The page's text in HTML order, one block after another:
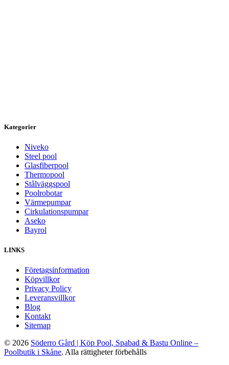
Kategorier
Niveko
Steel pool
Glasfiberpool
Thermopool
Stålväggspool
Poolrobotar
Värmepumpar
Cirkulationspumpar
Aseko
Bayrol
LINKS
Företagsinformation
Köpvillkor
Privacy Policy
Leveransvillkor
Blog
Kontakt
Sitemap
© 2026 Söderro Gård | Köp Pool, Spabad & Bastu Online –
Poolbutik i Skåne. Alla rättigheter förbehålls